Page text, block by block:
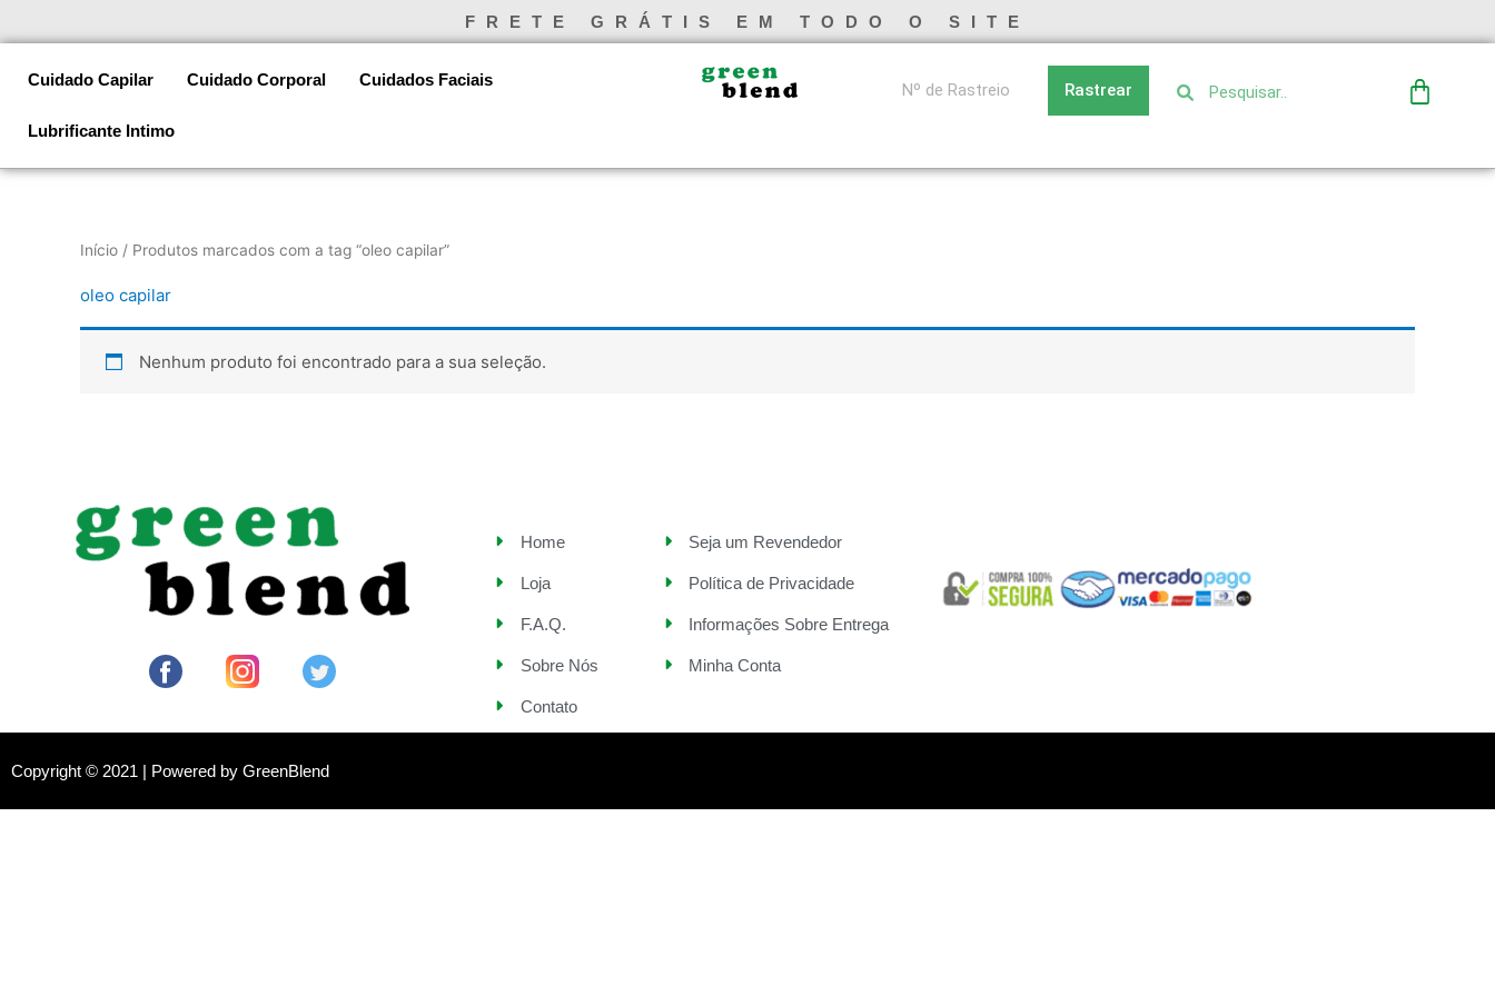
para
FRETE GRÁTIS EM TODO O SITE
Cuidado Capilar Cuidado Corporal Cuidados Faciais
Lubrificante Intimo
Rastrear Pesquisar
Início / Produtos marcados com a tag “oleo capilar”
oleo capilar
Nenhum produto foi encontrado para a sua seleção.
Home
Loja
F.A.Q.
Sobre Nós
Contato
Seja um Revendedor
Política de Privacidade
Informações Sobre Entrega
Minha Conta
Copyright © 2021 | Powered by GreenBlend